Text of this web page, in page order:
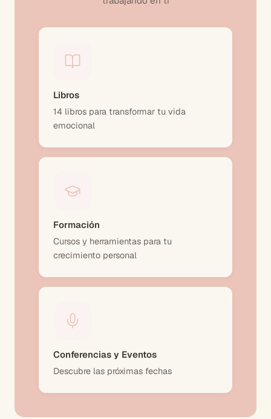
Libros
14 libros para transformar tu vida
emocional
Formación
Cursos y herramientas para tu
crecimiento personal
Conferencias y Eventos
Descubre las próximas fechas